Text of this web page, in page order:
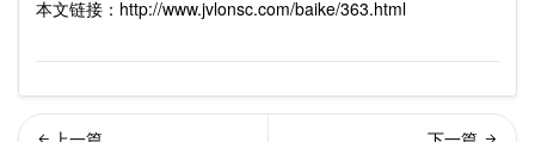
本文链接：http://www.jvlonsc.com/baike/363.html